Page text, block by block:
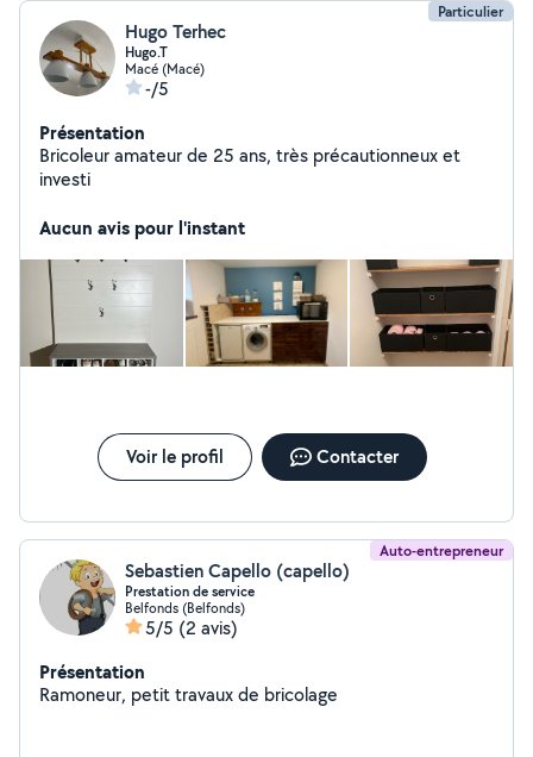
Particulier
Hugo Terhec
Hugo.T
Macé (Macé)
-/5
Présentation
Bricoleur amateur de 25 ans, très précautionneux et
investi
Aucun avis pour l'instant
Voir le profil Contacter
Auto-entrepreneur
Sebastien Capello (capello)
Prestation de service
Belfonds (Belfonds)
5/5 (2 avis)
Présentation
Ramoneur, petit travaux de bricolage